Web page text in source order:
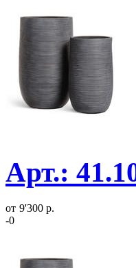
Арт.:
от 9'300 р.
-0